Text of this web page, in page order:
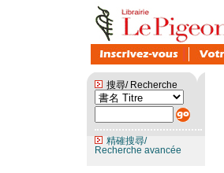
搜尋/ Recherche
精確搜尋/
Recherche avancée